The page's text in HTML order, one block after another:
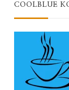
COOLBLUE